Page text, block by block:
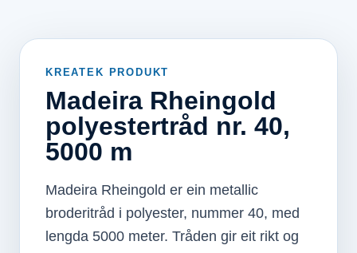
KREATEK PRODUKT
Madeira Rheingold
polyestertråd nr. 40,
5000 m
Madeira Rheingold er ein metallic
broderitråd i polyester, nummer 40, med
lengda 5000 meter. Tråden gir eit rikt og